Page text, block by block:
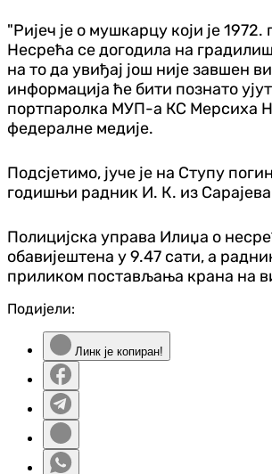
"Ријеч је о мушкарцу који је 1972.
Несрећа се догодила на
на то да увиђај још није завшен
информација ће бити познато
портпаролка МУП-а КС Мерсиха
федералне медије.
Подсјетимо, јуче је на Ступу
годишњи радник И. К. из
Полицијска управа Илиџа о
обавијештена у 9.47 сати, а
приликом постављања крана на
Подијели:
Линк је копиран!